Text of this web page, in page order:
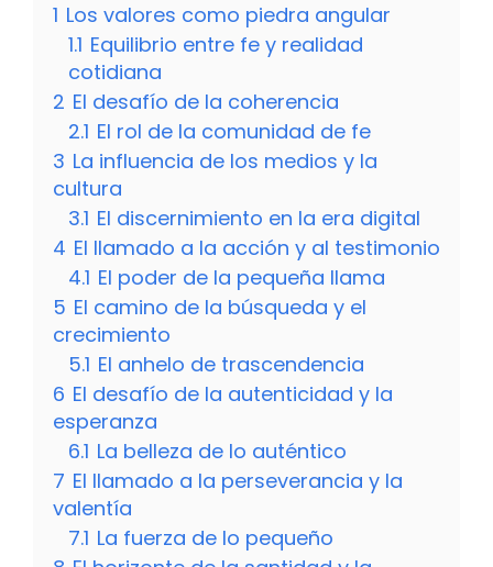
1 Los valores como piedra angular
1.1 Equilibrio entre fe y realidad
cotidiana
2 El desafío de la coherencia
2.1 El rol de la comunidad de fe
3 La influencia de los medios y la
cultura
3.1 El discernimiento en la era digital
4 El llamado a la acción y al testimonio
4.1 El poder de la pequeña llama
5 El camino de la búsqueda y el
crecimiento
5.1 El anhelo de trascendencia
6 El desafío de la autenticidad y la
esperanza
6.1 La belleza de lo auténtico
7 El llamado a la perseverancia y la
valentía
7.1 La fuerza de lo pequeño